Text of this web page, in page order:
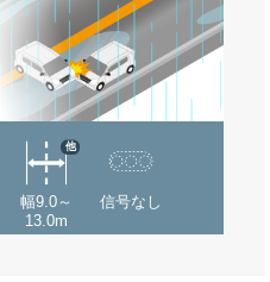
幅9.0～
13.0m
他
信号なし